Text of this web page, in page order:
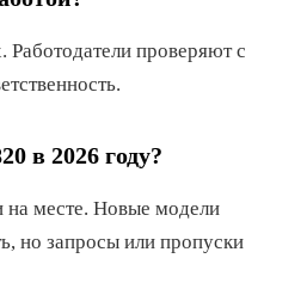
проверяют с
в 2026 году?
на месте. Новые модели
но запросы или пропуски